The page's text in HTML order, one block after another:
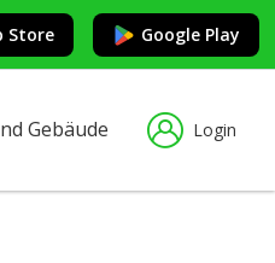
Store Google Play
Gebäude Login